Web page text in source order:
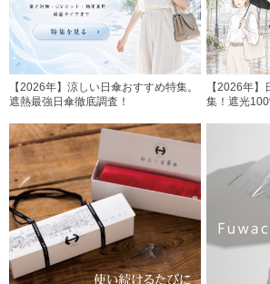
【2026年】涼しい日傘おすすめ特集。
遮熱最強日傘徹底調査！
【2026年
集！遮光